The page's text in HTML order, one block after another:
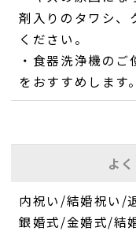
剤入りのタワシ、
ください。
・食器洗浄機の
をおすすめします。
よ
内祝い/結婚祝い/
銀婚式/金婚式/結